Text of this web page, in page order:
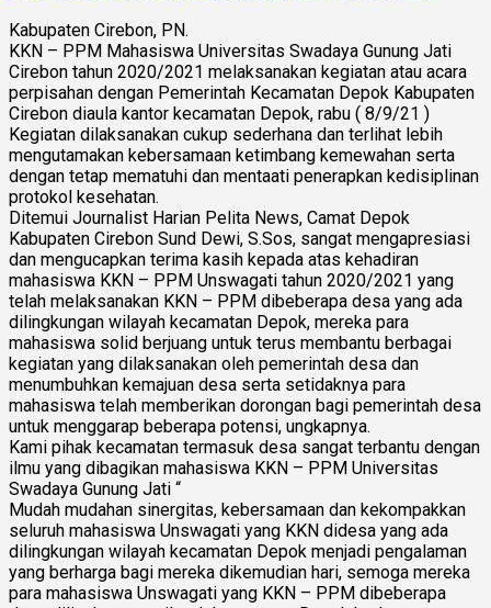
Kabupaten Cirebon, PN.
KKN – PPM Mahasiswa Universitas Swadaya Gunung Jati
Cirebon tahun 2020/2021 melaksanakan kegiatan atau acara
perpisahan dengan Pemerintah Kecamatan Depok Kabupaten
Cirebon diaula kantor kecamatan Depok, rabu ( 8/9/21 )
Kegiatan dilaksanakan cukup sederhana dan terlihat lebih
mengutamakan kebersamaan ketimbang kemewahan serta
dengan tetap mematuhi dan mentaati penerapkan kedisiplinan
protokol kesehatan.
Ditemui Journalist Harian Pelita News, Camat Depok
Kabupaten Cirebon Sund Dewi, S.Sos, sangat mengapresiasi
dan mengucapkan terima kasih kepada atas kehadiran
mahasiswa KKN – PPM Unswagati tahun 2020/2021 yang
telah melaksanakan KKN – PPM dibeberapa desa yang ada
dilingkungan wilayah kecamatan Depok, mereka para
mahasiswa solid berjuang untuk terus membantu berbagai
kegiatan yang dilaksanakan oleh pemerintah desa dan
menumbuhkan kemajuan desa serta setidaknya para
mahasiswa telah memberikan dorongan bagi pemerintah desa
untuk menggarap beberapa potensi, ungkapnya.
Kami pihak kecamatan termasuk desa sangat terbantu dengan
ilmu yang dibagikan mahasiswa KKN – PPM Universitas
Swadaya Gunung Jati “
Mudah mudahan sinergitas, kebersamaan dan kekompakkan
seluruh mahasiswa Unswagati yang KKN didesa yang ada
dilingkungan wilayah kecamatan Depok menjadi pengalaman
yang berharga bagi mereka dikemudian hari, semoga mereka
para mahasiswa Unswagati yang KKN – PPM dibeberapa